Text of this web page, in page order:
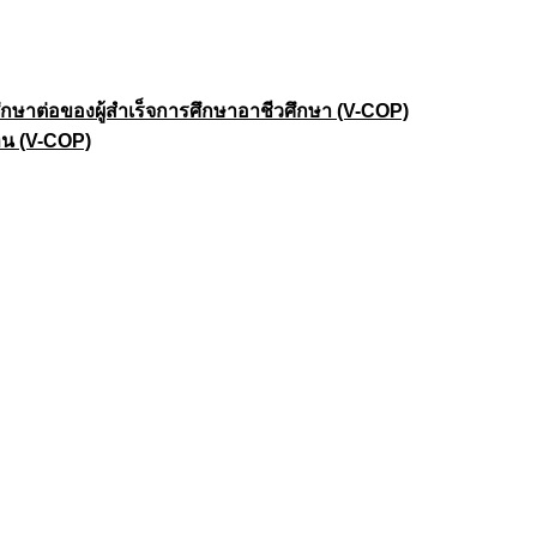
าต่อของผู้สำเร็จการศึกษาอาชีวศึกษา (V-COP)
(V-COP)